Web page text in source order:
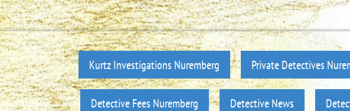
Kurtz Investigations Nuremberg Private Detectives
Detective Fees Nuremberg Detective News